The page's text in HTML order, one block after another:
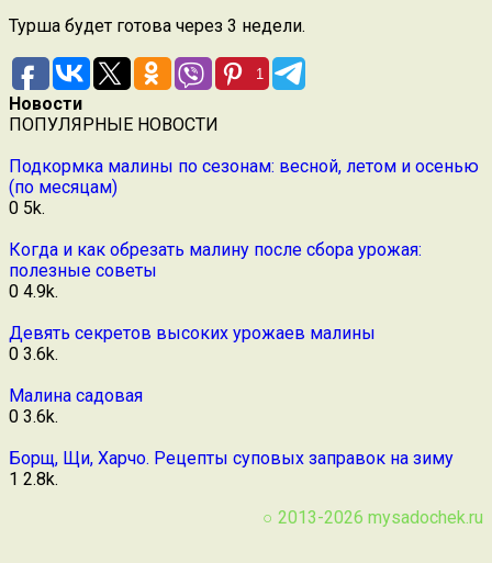
Турша будет готова через 3 недели.
1
Новости
ПОПУЛЯРНЫЕ НОВОСТИ
Подкормка малины по сезонам: весной, летом и осенью
(по месяцам)
0 5k.
Когда и как обрезать малину после сбора урожая:
полезные советы
0 4.9k.
Девять секретов высоких урожаев малины
0 3.6k.
Малина садовая
0 3.6k.
Борщ, Щи, Харчо. Рецепты суповых заправок на зиму
1 2.8k.
○ 2013-2026 mysadochek.ru